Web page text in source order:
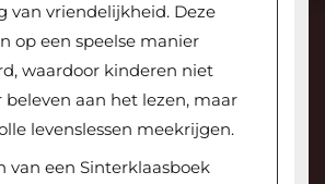
van vriendelijkheid. Deze
op een speelse manier
waardoor kinderen niet
beleven aan het lezen, maar
levenslessen meekrijgen.
van een Sinterklaasboek